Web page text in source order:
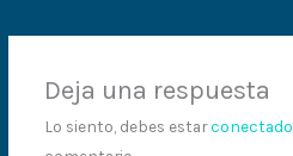
Deja una respuesta
Lo siento, debes estarconectado